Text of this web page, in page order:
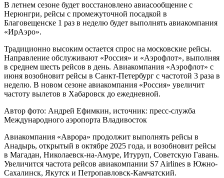
В летнем сезоне будет восстановлено авиасообщение с
Нерюнгри, рейсы с промежуточной посадкой в
Благовещенске 1 раз в неделю будет выполнять авиакомпания
«ИрАэро».
Традиционно высоким остается спрос на московские рейсы.
Направление обслуживают «Россия» и «Аэрофлот», выполняя
в среднем шесть рейсов в день. Авиакомпания «Аэрофлот» с
июня возобновит рейсы в Санкт-Петербург с частотой 3 раза в
неделю. В новом сезоне авиакомпания «Россия» увеличит
частоту вылетов в Хабаровск до ежедневной.
Автор фото: Андрей Ефимкин, источник: пресс-служба
Международного аэропорта Владивосток
Авиакомпания «Аврора» продолжит выполнять рейсы в
Анадырь, открытый в октябре 2025 года, и возобновит рейсы
в Магадан, Николаевск-на-Амуре, Итуруп, Советскую Гавань.
Увеличится частота рейсов авиакомпании S7 Airlines в Южно-
Сахалинск, Якутск и Петропавловск-Камчатский.